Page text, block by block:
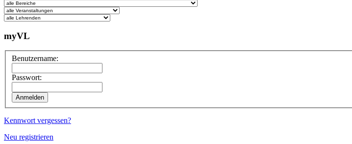
myVL
Benutzername:
Passwort:
Kennwort vergessen?
Neu registrieren